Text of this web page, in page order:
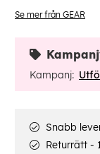
Se mer från GEAR
Kampanj:
Snabb
Returrätt -